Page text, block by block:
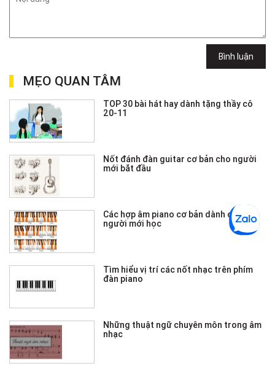
Bình luận
MẸO QUAN TÂM
TOP 30 bài hát hay dành tặng thầy cô
20-11
Nốt đánh đàn guitar cơ bản cho người
mới bắt đầu
Các hợp âm piano cơ bản dành cho
người mới học
Tìm hiểu vị trí các nốt nhạc trên phím
đàn piano
Những thuật ngữ chuyên môn trong âm
nhạc